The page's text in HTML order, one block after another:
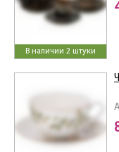
В наличии 2 штуки